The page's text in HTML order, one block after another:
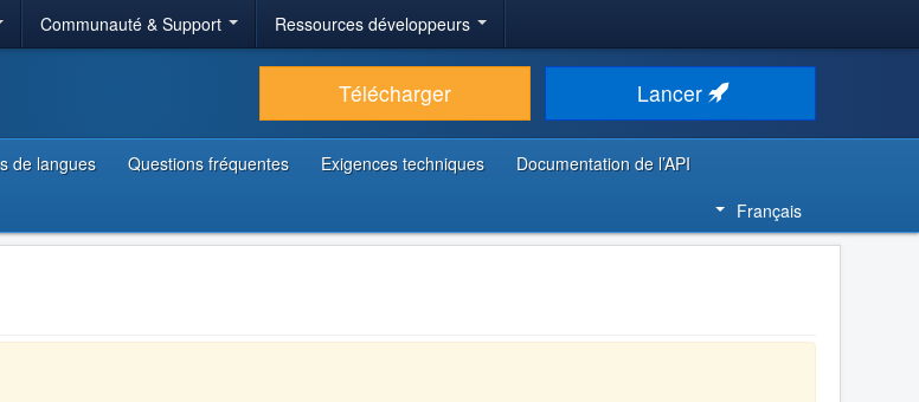
Communauté & Support Ressources développeurs
Télécharger Lancer
de langues Questions fréquentes Exigences techniques
Documentation de l’API
Français